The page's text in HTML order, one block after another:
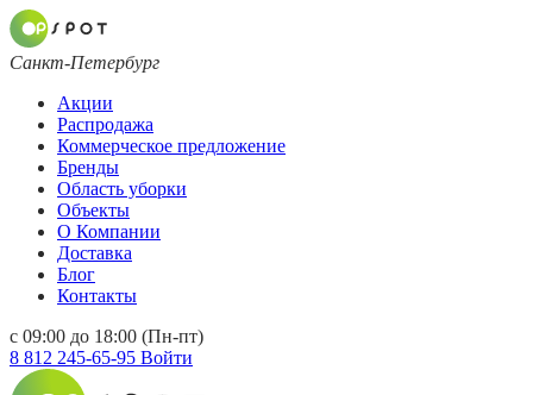
Санкт-Петербург
Акции
Распродажа
Коммерческое предложение
Бренды
Область уборки
Объекты
О Компании
Доставка
Блог
Контакты
с 09:00 до 18:00 (Пн-пт)
8 812 245-65-95 Войти